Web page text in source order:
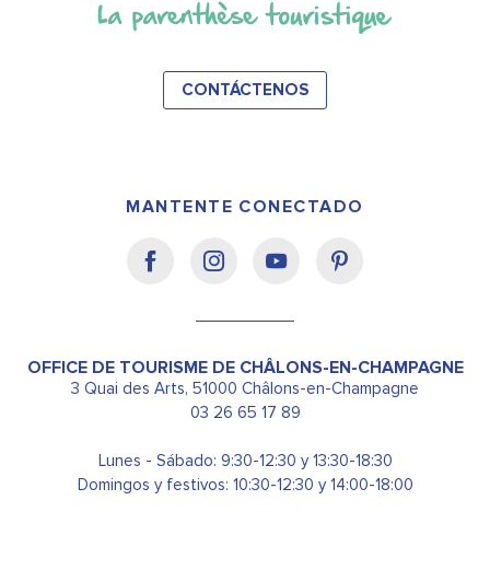
CONTÁCTENOS
MANTENTE CONECTADO
OFFICE DE TOURISME DE CHÂLONS-EN-CHAMPAGNE
3 Quai des Arts, 51000 Châlons-en-Champagne
03 26 65 17 89
Lunes - Sábado: 9:30-12:30 y 13:30-18:30
Domingos y festivos: 10:30-12:30 y 14:00-18:00